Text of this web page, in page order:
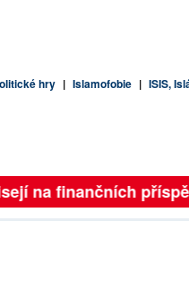
hry | Islamofobie | ISIS,
na finančních